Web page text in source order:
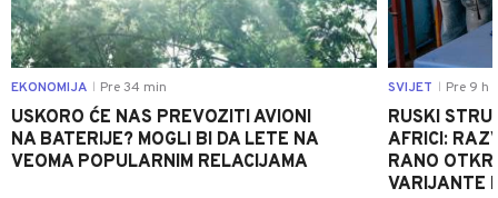
EKONOMIJA Pre 34 min
USKORO ĆE NAS PREVOZITI AVIONI
NA BATERIJE? MOGLI BI DA LETE NA
VEOMA POPULARNIM RELACIJAMA
SVIJET Pre 9 h
RUSKI
AFRICI:
RANO
VARIJANTE